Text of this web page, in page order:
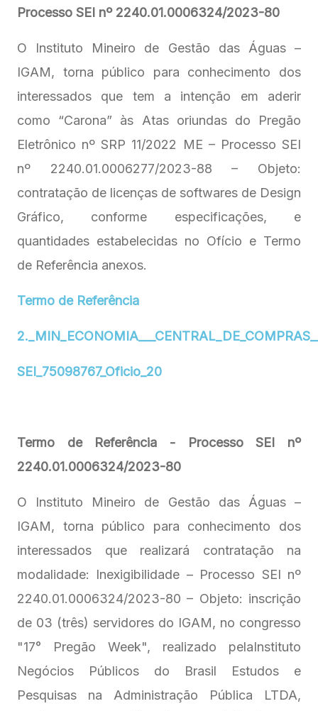
Processo SEI nº 2240.01.0006324/2023-80
O Instituto Mineiro de Gestão das Águas –
IGAM, torna público para conhecimento dos
interessados que tem a intenção em aderir
como “Carona” às Atas oriundas do Pregão
Eletrônico nº SRP 11/2022 ME – Processo SEI
nº 2240.01.0006277/2023-88 – Objeto:
contratação de licenças de softwares de Design
Gráfico, conforme especificações, e
quantidades estabelecidas no Ofício e Termo
de Referência anexos.
Termo de Referência
SEI_75098767_Oficio_20
Termo de Referência - Processo SEI nº
2240.01.0006324/2023-80
O Instituto Mineiro de Gestão das Águas –
IGAM, torna público para conhecimento dos
interessados que realizará contratação na
modalidade: Inexigibilidade – Processo SEI nº
2240.01.0006324/2023-80 – Objeto: inscrição
de 03 (três) servidores do IGAM, no congresso
"17° Pregão Week", realizado pelaInstituto
Negócios Públicos do Brasil Estudos e
Pesquisas na Administração Pública LTDA,